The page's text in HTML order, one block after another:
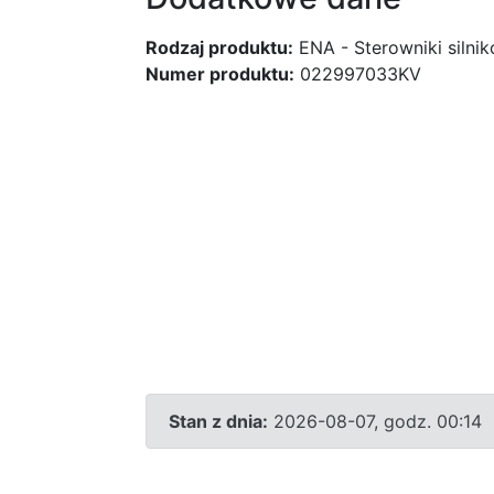
Rodzaj produktu: ENA - Sterowniki
Numer produktu: 022997033KV
Stan z dnia: 2026-08-07, godz. 00:14